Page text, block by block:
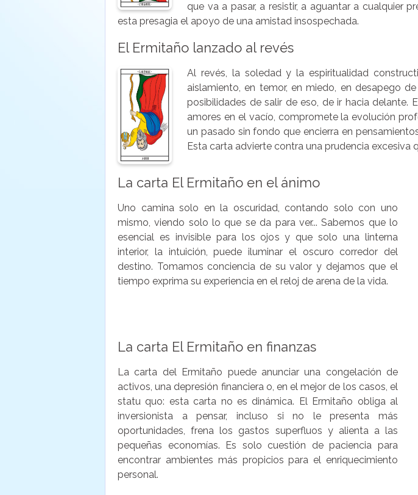
que va a pasar, a resistir, a aguantar a cualquier
esta presagia el apoyo de una amistad insospechada.
El Ermitaño lanzado al revés
Al revés, la soledad y la espiritualidad
aislamiento, en temor, en miedo, en desapego
posibilidades de salir de eso, de ir hacia
amores en el vacío, compromete la evolución
un pasado sin fondo que encierra en
Esta carta advierte contra una prudencia excesiva
La carta El Ermitaño en el ánimo
Uno camina solo en la oscuridad, contando solo con uno
mismo, viendo solo lo que se da para ver... Sabemos que lo
esencial es invisible para los ojos y que solo una linterna
interior, la intuición, puede iluminar el oscuro corredor del
destino. Tomamos conciencia de su valor y dejamos que el
tiempo exprima su experiencia en el reloj de arena de la vida.
La carta El Ermitaño en finanzas
La carta del Ermitaño puede anunciar una congelación de
activos, una depresión financiera o, en el mejor de los casos, el
statu quo: esta carta no es dinámica. El Ermitaño obliga al
inversionista a pensar, incluso si no le presenta más
oportunidades, frena los gastos superfluos y alienta a las
pequeñas economías. Es solo cuestión de paciencia para
encontrar ambientes más propicios para el enriquecimiento
personal.